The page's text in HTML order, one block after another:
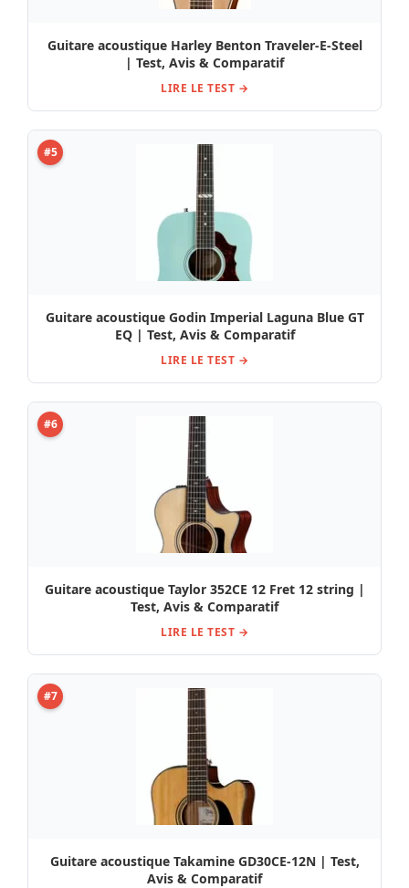
Guitare acoustique Harley Benton Traveler-E-Steel
| Test, Avis & Comparatif
LIRE LE TEST →
#5
Guitare acoustique Godin Imperial Laguna Blue GT
EQ | Test, Avis & Comparatif
LIRE LE TEST →
#6
Guitare acoustique Taylor 352CE 12 Fret 12 string |
Test, Avis & Comparatif
LIRE LE TEST →
#7
Guitare acoustique Takamine GD30CE-12N | Test,
Avis & Comparatif